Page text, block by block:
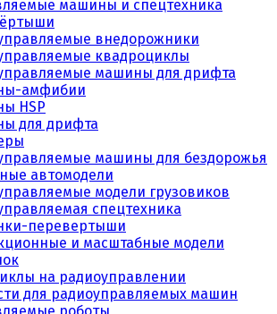
машины и спецтехника
внедорожники
квадроциклы
машины для дрифта
амфибии
HSP
для дрифта
машины для бездорожья
автомодели
модели грузовиков
спецтехника
перевертыши
и масштабные модели
на радиоуправлении
для радиоуправляемых машин